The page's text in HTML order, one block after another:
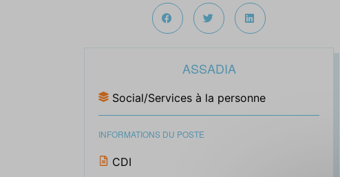
ASSADIA
Social/Services à la personne
INFORMATIONS DU POSTE
CDI